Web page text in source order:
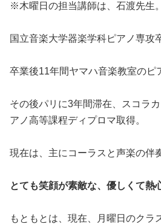
※木曜日の担当講師は、石渡先生。
国立音楽大学器楽学科ピアノ専攻
卒業後11年間ヤマハ音楽教室のピ
その後パリに3年間滞在、スコラ
アノ高等課程ディプロマ取得。
現在は、主にコーラスと声楽の伴
とても笑顔が素敵な、優しくて熱
もともとは、現在、月曜日のクラ